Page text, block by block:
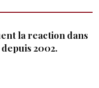
la reaction dans
2002.